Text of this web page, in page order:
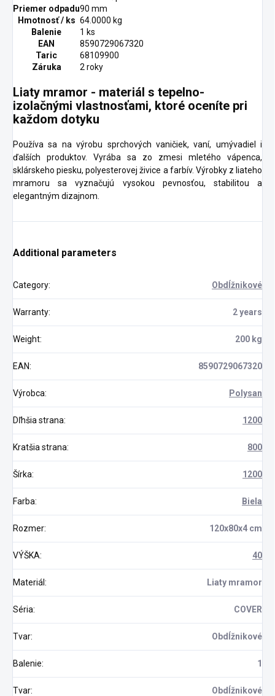
Priemer odpadu90 mm
Hmotnosť / ks 64.0000 kg
Balenie
1 ks
EAN
8590729067320
Taric
68109900
Záruka
2 roky
Liaty mramor - materiál s tepelno-
izolačnými vlastnosťami, ktoré oceníte pri
každom dotyku
Používa sa na výrobu sprchových vaničiek, vaní, umývadiel i
ďalších produktov. Vyrába sa zo zmesi mletého vápenca,
sklárskeho piesku, polyesterovej živice a farbív. Výrobky z liateho
mramoru sa vyznačujú vysokou pevnosťou, stabilitou a
elegantným dizajnom.
Additional parameters
Category: Obdĺžnikové
Warranty: 2 years
Weight: 200 kg
EAN: 8590729067320
Výrobca: Polysan
Dľhšia strana: 1200
Kratšia strana: 800
Šírka: 1200
Farba: Biela
Rozmer: 120x80x4 cm
VÝŠKA: 40
Materiál : Liaty mramor
Séria: COVER
Tvar: Obdĺžnikové
Balenie: 1
Tvar: Obdĺžnikové